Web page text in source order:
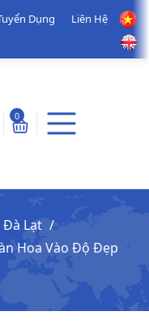
Dụng Liên Hệ
0
Đà Lạt
Hoa Vào Độ Đẹp